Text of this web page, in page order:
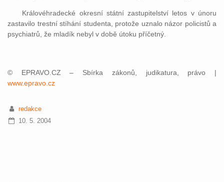
Královéhradecké okresní státní zastupitelství letos v únoru
zastavilo trestní stíhání studenta, protože uznalo názor policistů a
psychiatrů, že mladík nebyl v době útoku příčetný.
© EPRAVO.CZ – Sbírka zákonů, judikatura, právo |
www.epravo.cz
redakce
10. 5. 2004